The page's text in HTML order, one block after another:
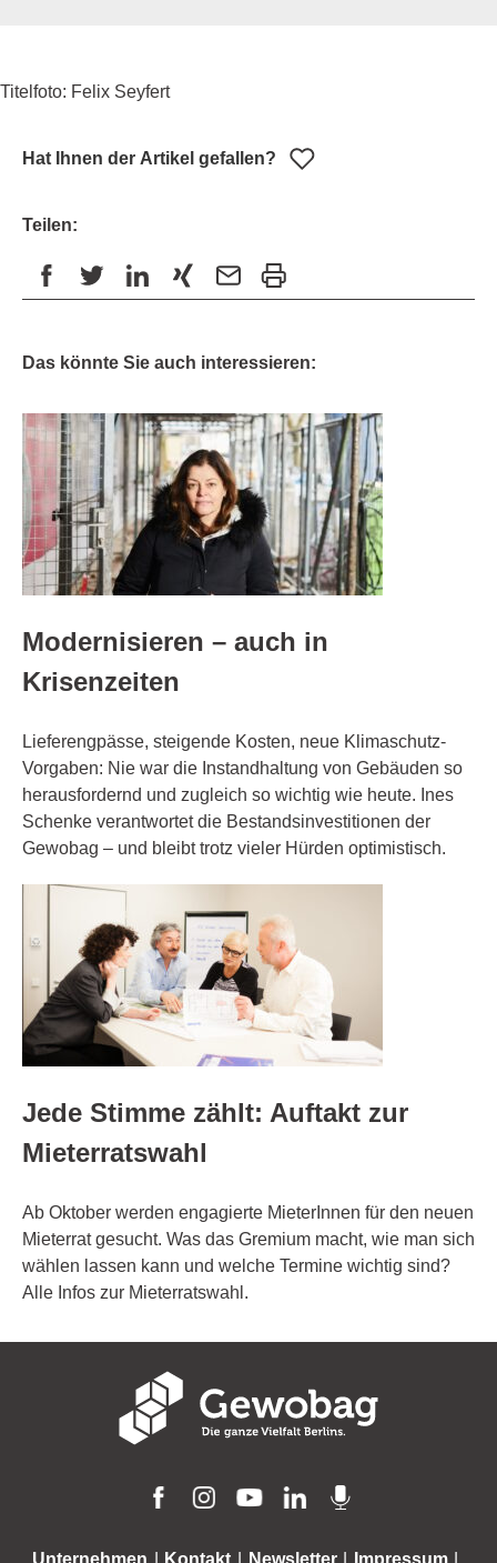
Titelfoto: Felix Seyfert
Hat Ihnen der Artikel gefallen?
Teilen:
Das könnte Sie auch interessieren:
Modernisieren – auch in
Krisenzeiten
Lieferengpässe, steigende Kosten, neue Klimaschutz-
Vorgaben: Nie war die Instandhaltung von Gebäuden so
herausfordernd und zugleich so wichtig wie heute. Ines
Schenke verantwortet die Bestandsinvestitionen der
Gewobag – und bleibt trotz vieler Hürden optimistisch.
Jede Stimme zählt: Auftakt zur
Mieterratswahl
Ab Oktober werden engagierte MieterInnen für den neuen
Mieterrat gesucht. Was das Gremium macht, wie man sich
wählen lassen kann und welche Termine wichtig sind?
Alle Infos zur Mieterratswahl.